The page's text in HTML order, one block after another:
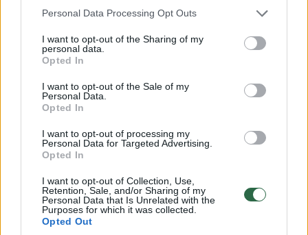
Personal Data Processing Opt Outs
I want to opt-out of the Sharing of my
personal data.
Opted In
I want to opt-out of the Sale of my
Personal Data.
Opted In
I want to opt-out of processing my
Personal Data for Targeted Advertising.
Opted In
I want to opt-out of Collection, Use,
Retention, Sale, and/or Sharing of my
Personal Data that Is Unrelated with the
Purposes for which it was collected.
Opted Out
Žmonės Veidai ir vardai
Arūnas Valinskas išklojo, ką mano